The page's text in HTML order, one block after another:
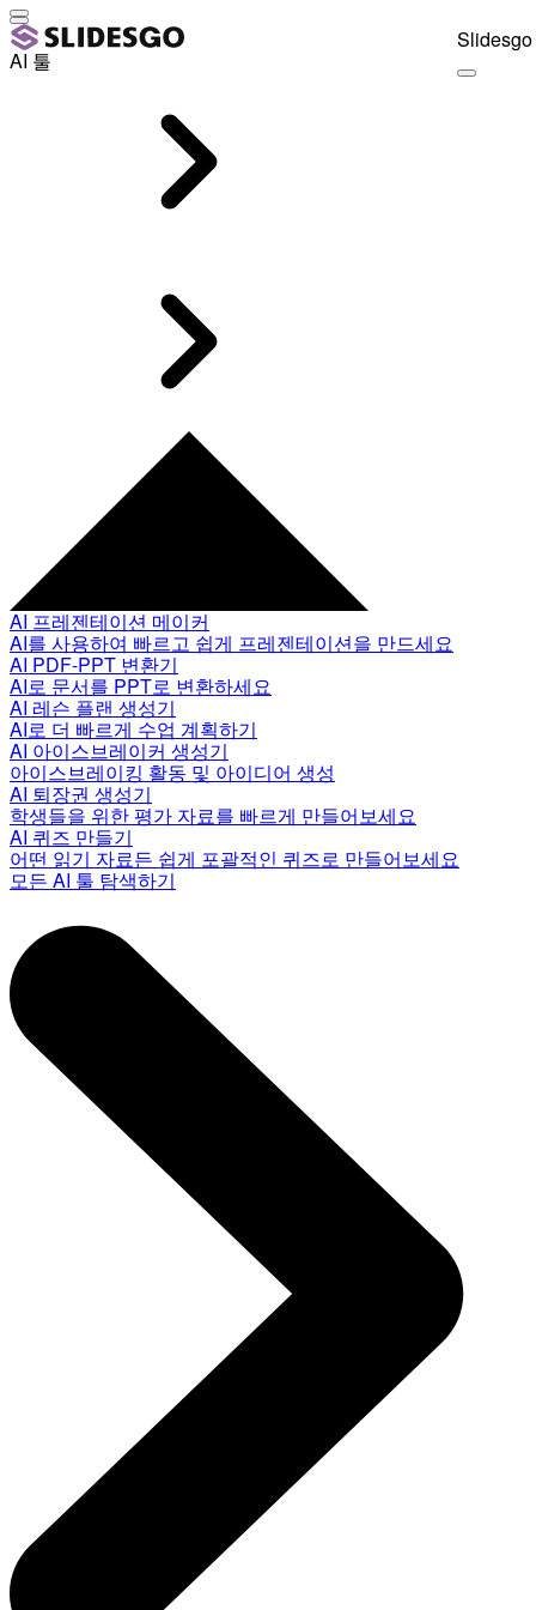
AI 툴
AI 프레젠테이션 메이커
AI를 사용하여 빠르고 쉽게 프레젠테이션을 만드세요
AI PDF-PPT 변환기
AI로 문서를 PPT로 변환하세요
AI 레슨 플랜 생성기
AI로 더 빠르게 수업 계획하기
AI 아이스브레이커 생성기
아이스브레이킹 활동 및 아이디어 생성
AI 퇴장권 생성기
학생들을 위한 평가 자료를 빠르게 만들어보세요
AI 퀴즈 만들기
어떤 읽기 자료든 쉽게 포괄적인 퀴즈로 만들어보세요
모든 AI 툴 탐색하기